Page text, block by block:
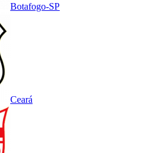
Botafogo-SP
Ceará